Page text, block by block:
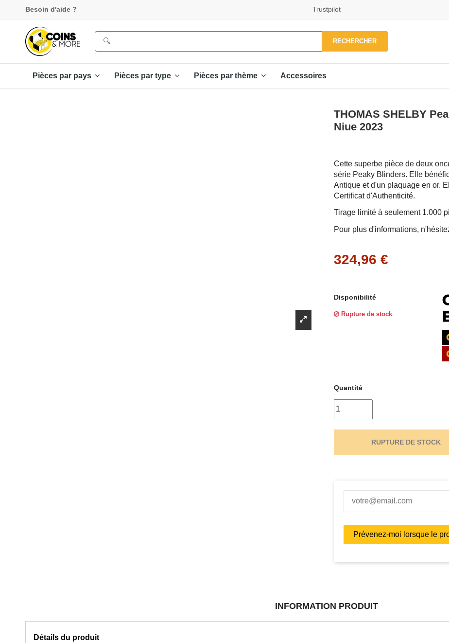
Γ
Besoin d'aide ? Trustpilot
RECHERCHER
Pièces par pays Pièces par type Pièces par thème Accessoires
THOMAS SHELBY
Niue 2023
Cette superbe pièce de deux
série Peaky Blinders. Elle
Antique et d'un plaquage en or.
Certificat d'Authenticité.
Tirage limité à seulement 1.000
Pour plus d'informations,
324,96 €
Disponibilité
Rupture de stock
Quantité
RUPTURE DE STOCK
INFORMATION PRODUIT
Détails du produit